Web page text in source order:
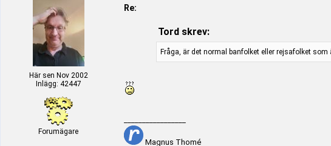
Här sen Nov 2002
Inlägg: 42447
Forumägare
Re:
Tord skrev:
Fråga, är det normal banfolket eller rejsafolket som
Magnus Thomé